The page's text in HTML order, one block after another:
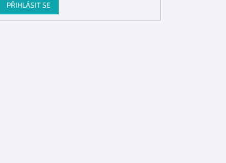
PŘIHLÁSIT SE